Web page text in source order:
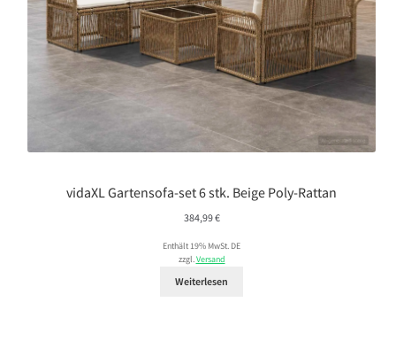
vidaXL Gartensofa-set 6 stk. Beige Poly-Rattan
384,99€
Enthält 19% MwSt. DE
zzgl.Versand
Weiterlesen